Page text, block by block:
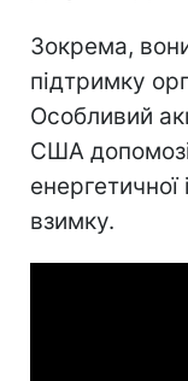
Зокрема,
підтримку
Особливий
США
взимку.